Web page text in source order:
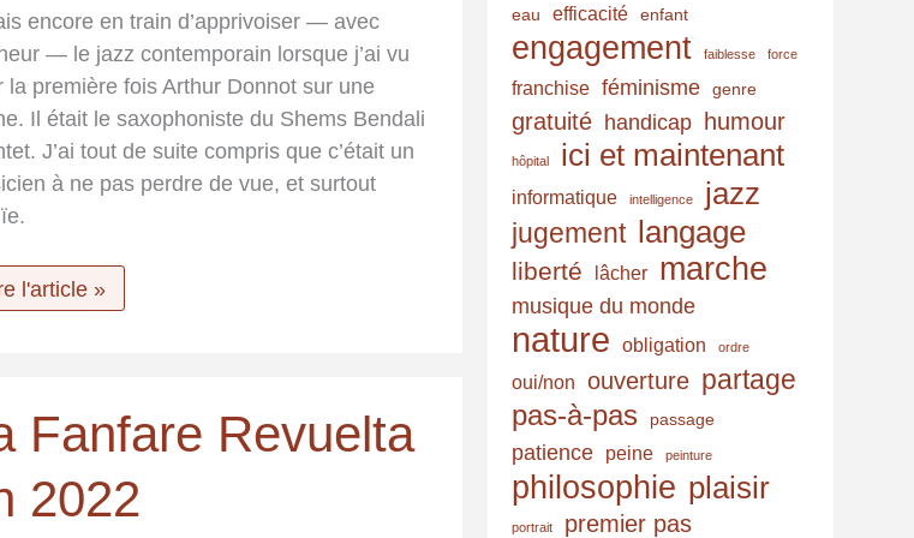
encore en train d’apprivoiser — avec
— le jazz contemporain lorsque j’ai vu
la première fois Arthur Donnot sur une
Il était le saxophoniste du Shems Bendali
J’ai tout de suite compris que c’était un
à ne pas perdre de vue, et surtout
l'article »
Fanfare Revuelta
2022
eau efficacité enfant
engagement faiblesse force
franchise féminisme genre
gratuité handicap humour
hôpital ici et maintenant
informatique intelligence jazz
jugement langage
liberté lâcher marche
musique du monde
nature obligation ordre
oui/non ouverture partage
pas-à-pas passage
patience peine peinture
philosophie plaisir
portrait premier pas